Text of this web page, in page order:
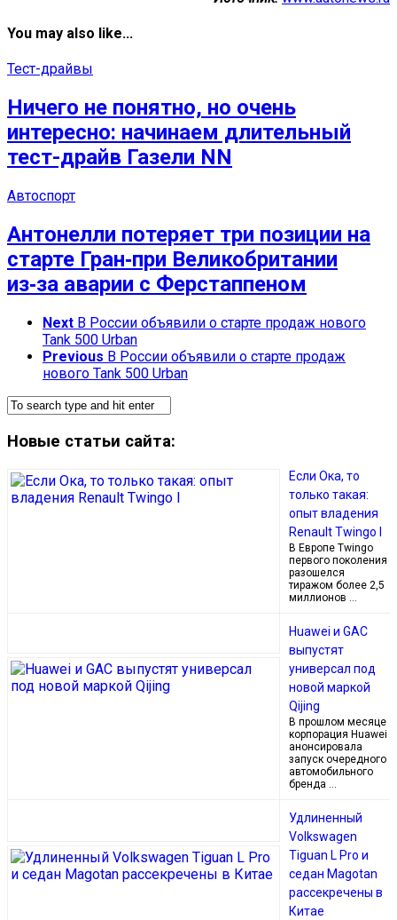
You may also like...
Тест-драйвы
Ничего не понятно, но очень
интересно: начинаем длительный
тест-драйв Газели NN
Автоспорт
Антонелли потеряет три позиции на
старте Гран‑при Великобритании
из‑за аварии с Ферстаппеном
Next В России объявили о старте продаж нового
Tank 500 Urban
Previous В России объявили о старте продаж
нового Tank 500 Urban
Новые статьи сайта:
Если Ока, то
только такая:
опыт владения
Renault Twingo I
В Европе Twingo
первого поколения
разошелся
тиражом более 2,5
миллионов …
Huawei и GAC
выпустят
универсал под
новой маркой
Qijing
В прошлом месяце
корпорация Huawei
анонсировала
запуск очередного
автомобильного
бренда …
Удлиненный
Volkswagen
Tiguan L Pro и
седан Magotan
рассекречены в
Китае